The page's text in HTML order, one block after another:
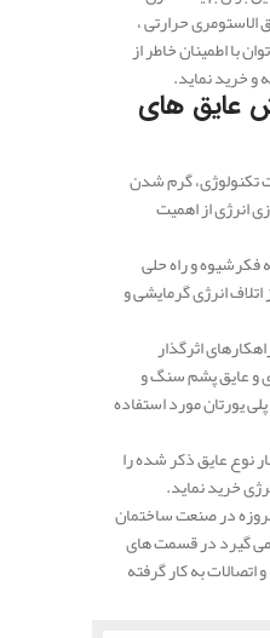
الاستومری حرارتی ،
با اطمینان خاطر از
و خرید نماید.
عایق های
تکنولوژی، گرم شدن
انرژی از اهمیت
فکرشیوه و راه حلی
انرژی گرمایشی و
اثرگذار
و عایق پشم سنگ و
یورتان مورد استفاده
نوع عایق ذکر شده را
خرید نماید.
در صنعت ساختمان
می گیرد در قسمت های
اتصالات به کار گرفته